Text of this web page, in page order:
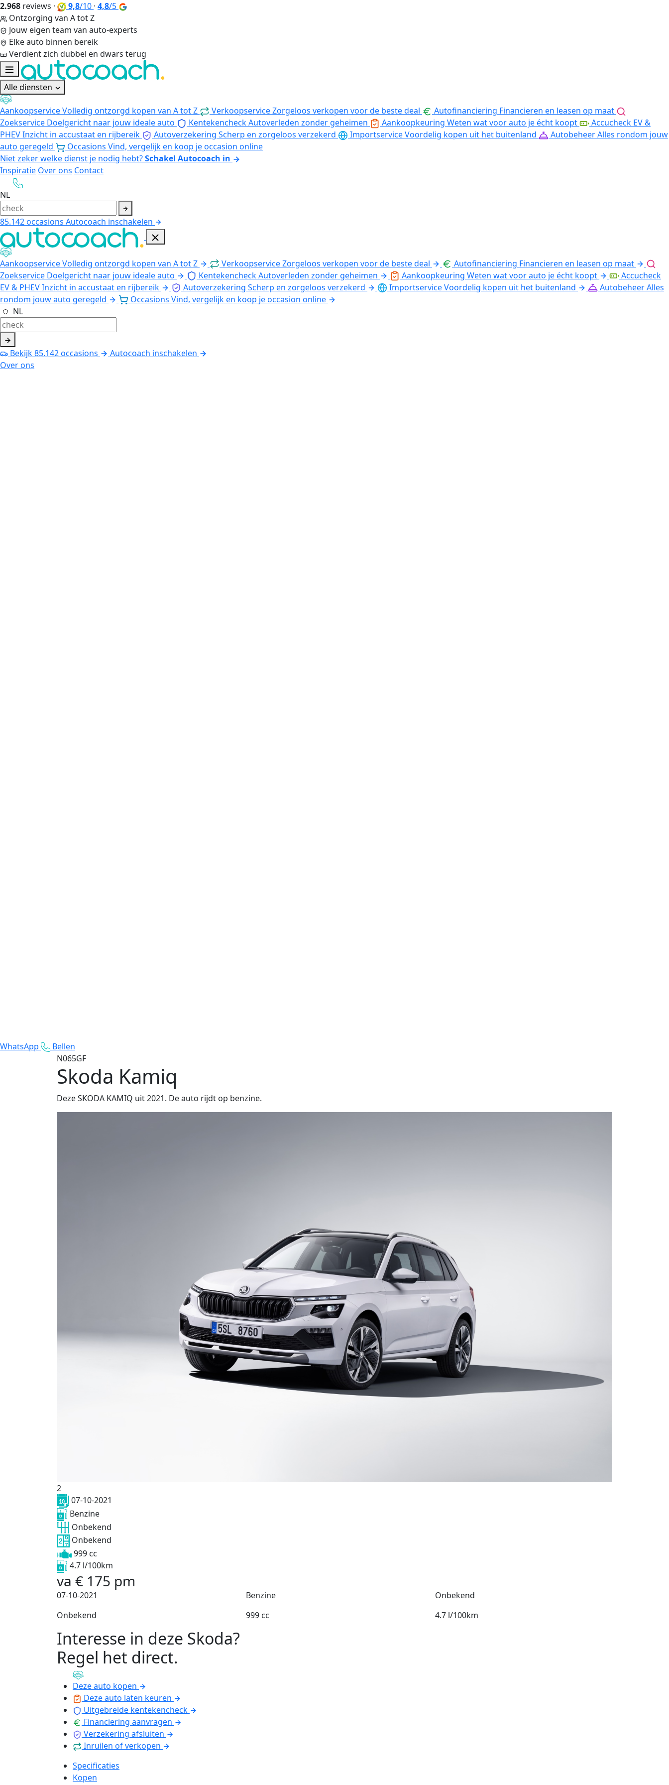
2.968 reviews · 9,8/10 · 4,8/5
Ontzorging van A tot Z
Jouw eigen team van auto-experts
Elke auto binnen bereik
Verdient zich dubbel en dwars terug
Alle diensten
AankoopserviceVolledig ontzorgd kopen van A tot Z VerkoopserviceZorgeloos verkopen voor de beste deal Autofinanciering Financieren en leasen op maat
Zoekservice Doelgericht naar jouw ideale auto KentekencheckAutoverleden zonder geheimen Aankoopkeuring Weten wat voor auto je écht koopt
Accucheck EV &
PHEVInzicht in accustaat en rijbereik Autoverzekering Scherp en zorgeloos verzekerd ImportserviceVoordelig kopen uit het buitenland AutobeheerAlles rondom jouw
auto geregeld
Occasions Vind, vergelijk en koop je occasion online
Niet zeker welke dienst je nodig hebt?Schakel Autocoach in
Inspiratie Over ons Contact
NL
85.142occasions Autocoach inschakelen
AankoopserviceVolledig ontzorgd kopen van A tot Z VerkoopserviceZorgeloos verkopen voor de beste deal Autofinanciering Financieren en leasen op maat
Zoekservice Doelgericht naar jouw ideale auto KentekencheckAutoverleden zonder geheimen Aankoopkeuring Weten wat voor auto je écht koopt
Accucheck
EV & PHEVInzicht in accustaat en rijbereik Autoverzekering Scherp en zorgeloos verzekerd ImportserviceVoordelig kopen uit het buitenland AutobeheerAlles
rondom jouw auto geregeld
Occasions Vind, vergelijk en koop je occasion online
NL
Bekijk85.142occasions
Autocoach inschakelen
Over ons
WhatsApp
Bellen
N065GF
Skoda Kamiq
Deze SKODA KAMIQ uit 2021. De auto rijdt op benzine.
2
07-10-2021
Benzine
Onbekend
Onbekend
999 cc
4.7 l/100km
va € 175 pm
07-10-2021 Benzine
Onbekend
Onbekend
999 cc 4.7 l/100km
Interesse in deze Skoda?
Regel het direct.
Deze auto kopen
Deze auto laten keuren
Uitgebreide kentekencheck
Financiering aanvragen
Verzekering afsluiten
Inruilen of verkopen
Specificaties
Kopen